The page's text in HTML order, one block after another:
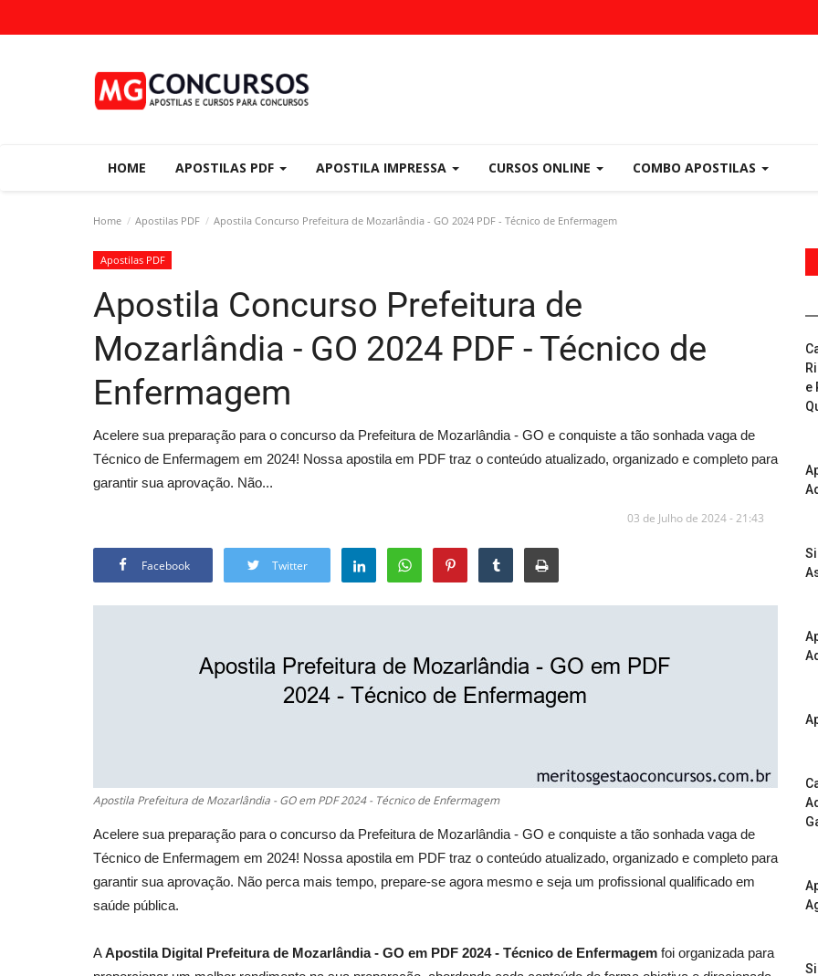
HOME APOSTILAS PDF APOSTILA IMPRESSA CURSOS ONLINE COMBO APOSTILAS
Home Apostilas PDF Apostila Concurso Prefeitura de Mozarlândia - GO 2024 PDF - Técnico de Enfermagem
Apostilas PDF
Apostila Concurso Prefeitura de
Mozarlândia - GO 2024 PDF - Técnico de
Enfermagem
Acelere sua preparação para o concurso da Prefeitura de Mozarlândia - GO e conquiste a tão sonhada vaga de
Técnico de Enfermagem em 2024! Nossa apostila em PDF traz o conteúdo atualizado, organizado e completo para
garantir sua aprovação. Não...
03 de Julho de 2024 - 21:43
Facebook Twitter
Apostila Prefeitura de Mozarlândia - GO em PDF 2024 - Técnico de Enfermagem
Acelere sua preparação para o concurso da Prefeitura de Mozarlândia - GO e conquiste a tão sonhada vaga de
Técnico de Enfermagem em 2024! Nossa apostila em PDF traz o conteúdo atualizado, organizado e completo para
garantir sua aprovação. Não perca mais tempo, prepare-se agora mesmo e seja um profissional qualificado em
saúde pública.
AApostila Digital Prefeitura de Mozarlândia - GO em PDF 2024 - Técnico de Enfermagem foi organizada para
e